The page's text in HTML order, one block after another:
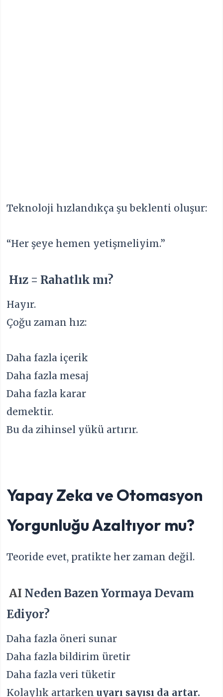
Teknoloji hızlandıkça şu beklenti oluşur:
“Her şeye hemen yetişmeliyim.”
Hız = Rahatlık mı?
Hayır.
Çoğu zaman hız:
Daha fazla içerik
Daha fazla mesaj
Daha fazla karar
demektir.
Bu da zihinsel yükü artırır.
Yapay Zeka ve Otomasyon
Yorgunluğu Azaltıyor mu?
Teoride evet, pratikte her zaman değil.
AI Neden Bazen Yormaya Devam
Ediyor?
Daha fazla öneri sunar
Daha fazla bildirim üretir
Daha fazla veri tüketir
Kolaylık artarkenuyarı sayısı da artar.